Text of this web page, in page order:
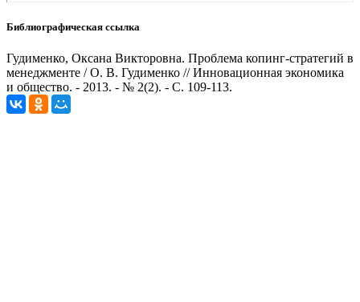
Библиографическая ссылка
Гудименко, Оксана Викторовна. Проблема копинг-стратегий в
менеджменте / О. В. Гудименко // Инновационная экономика
и общество. - 2013. - № 2(2). - С. 109-113.